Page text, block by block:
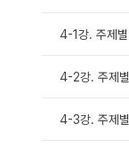
4-1강. 주제
4-2강. 주제
4-3강. 주제